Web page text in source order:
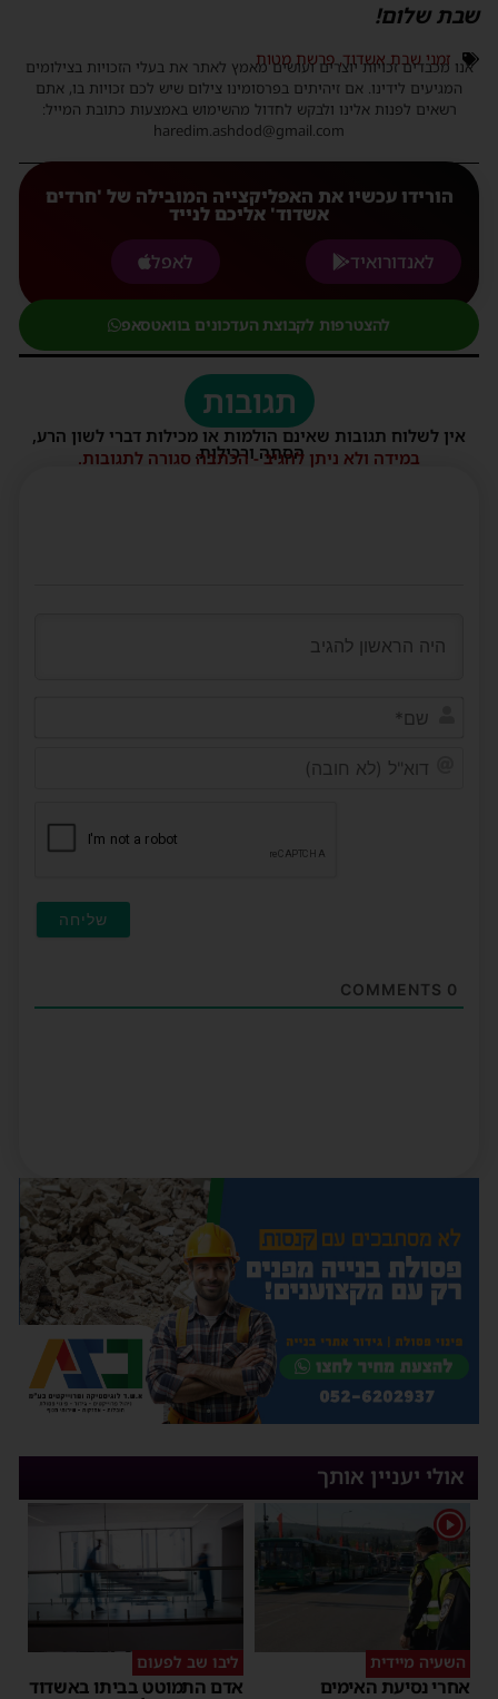
שבת שלום!
זמני שבת אשדוד,פרשת מטות
אנו מכבדים זכויות יוצרים ועושים מאמץ לאתר את בעלי הזכויות בצילומים
המגיעים לידינו. אם זיהיתים בפרסומינו צילום שיש לכם זכויות בו, אתם
רשאים לפנות אלינו ולבקש לחדול מהשימוש באמצעות כתובת המייל:
haredim.ashdod@gmail.com
הורידו עכשיו את האפליקצייה המובילה של 'חרדים
אשדוד' אליכם לנייד
לאנדורואיד
לאפל
להצטרפות לקבוצת העדכונים בוואטסאפ
תגובות
אין לשלוח תגובות שאינם הולמות או מכילות דברי לשון הרע,
הסתה ורכילות.
במידה ולא ניתן להגיב - הכתבה סגורה לתגובות.
0
אולי יעניין אותך
1
השעיה מיידית
אחרי נסיעת האימים
ליבו שב לפעום
אדם התמוטט בביתו באשדוד